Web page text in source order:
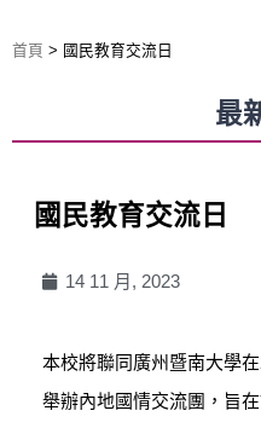
首頁 > 國民教育交流日
最
國民教育交流日
14 11 月, 2023
本校將聯同廣州暨南大學
舉辦內地國情交流團，旨